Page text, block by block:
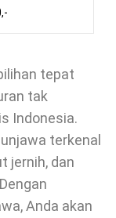
tepat
tak
Indonesia.
terkenal
jernih, dan
Anda akan